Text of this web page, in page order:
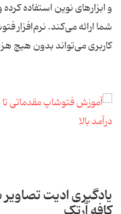
و ابزارهای نوین استفاده
شما ارائه می‌کند. نرم‌افزار
کاربری می‌تواند بدون هیچ
یادگیری ادیت